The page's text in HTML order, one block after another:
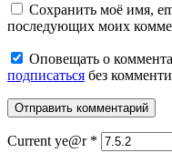
Сохранить моё имя,
последующих моих
Оповещать о
подписаться без
Current ye@r *